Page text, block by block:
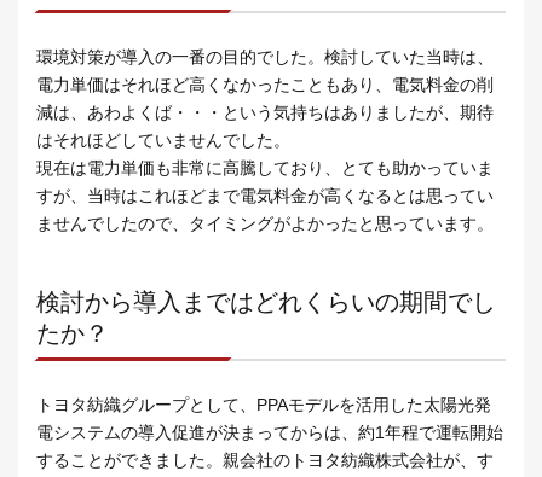
環境対策が導入の一番の目的でした。検討していた当時は、
電力単価はそれほど高くなかったこともあり、電気料金の削
減は、あわよくば・・・という気持ちはありましたが、期待
はそれほどしていませんでした。
現在は電力単価も非常に高騰しており、とても助かっていま
すが、当時はこれほどまで電気料金が高くなるとは思ってい
ませんでしたので、タイミングがよかったと思っています。
検討から導入まではどれくらいの期間でし
たか？
トヨタ紡織グループとして、PPAモデルを活用した太陽光発
電システムの導入促進が決まってからは、約1年程で運転開始
することができました。親会社のトヨタ紡織株式会社が、す